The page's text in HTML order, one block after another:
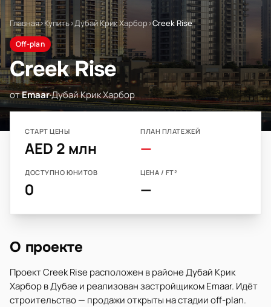
Главная›Купить›Дубай Крик Харбор›Creek Rise
Off-plan
Creek Rise
отEmaar·Дубай Крик Харбор
СТАРТ ЦЕНЫ
AED 2 млн
ПЛАН ПЛАТЕЖЕЙ
—
ДОСТУПНО ЮНИТОВ
0
ЦЕНА / FT²
—
О проекте
Проект Creek Rise расположен в районе Дубай Крик
Харбор в Дубае и реализован застройщиком Emaar. Идёт
строительство — продажи открыты на стадии off-plan.